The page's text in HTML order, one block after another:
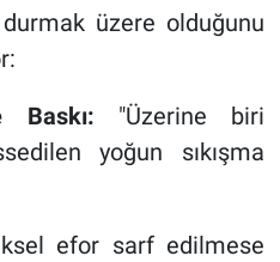
üzere olduğunu
Baskı: "Üzerine biri
yoğun sıkışma
efor sarf edilmese